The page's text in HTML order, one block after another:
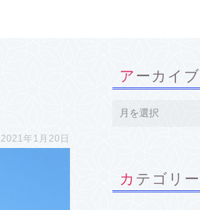
年1月20日
アーカイブ
カテゴリー